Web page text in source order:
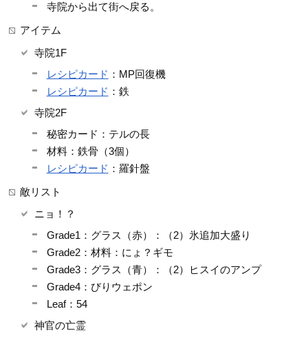
寺院から出て街へ戻る。
アイテム
寺院1F
レシピカード ：MP回復機
レシピカード ：鉄
寺院2F
秘密カード：テルの長
材料：鉄骨（3個）
レシピカード ：羅針盤
敵リスト
ニョ！？
Grade1：グラス（赤）：（2）氷追加大盛り
Grade2：材料：にょ？ギモ
Grade3：グラス（青）：（2）ヒスイのアンプ
Grade4：びりウェポン
Leaf：54
神官の亡霊